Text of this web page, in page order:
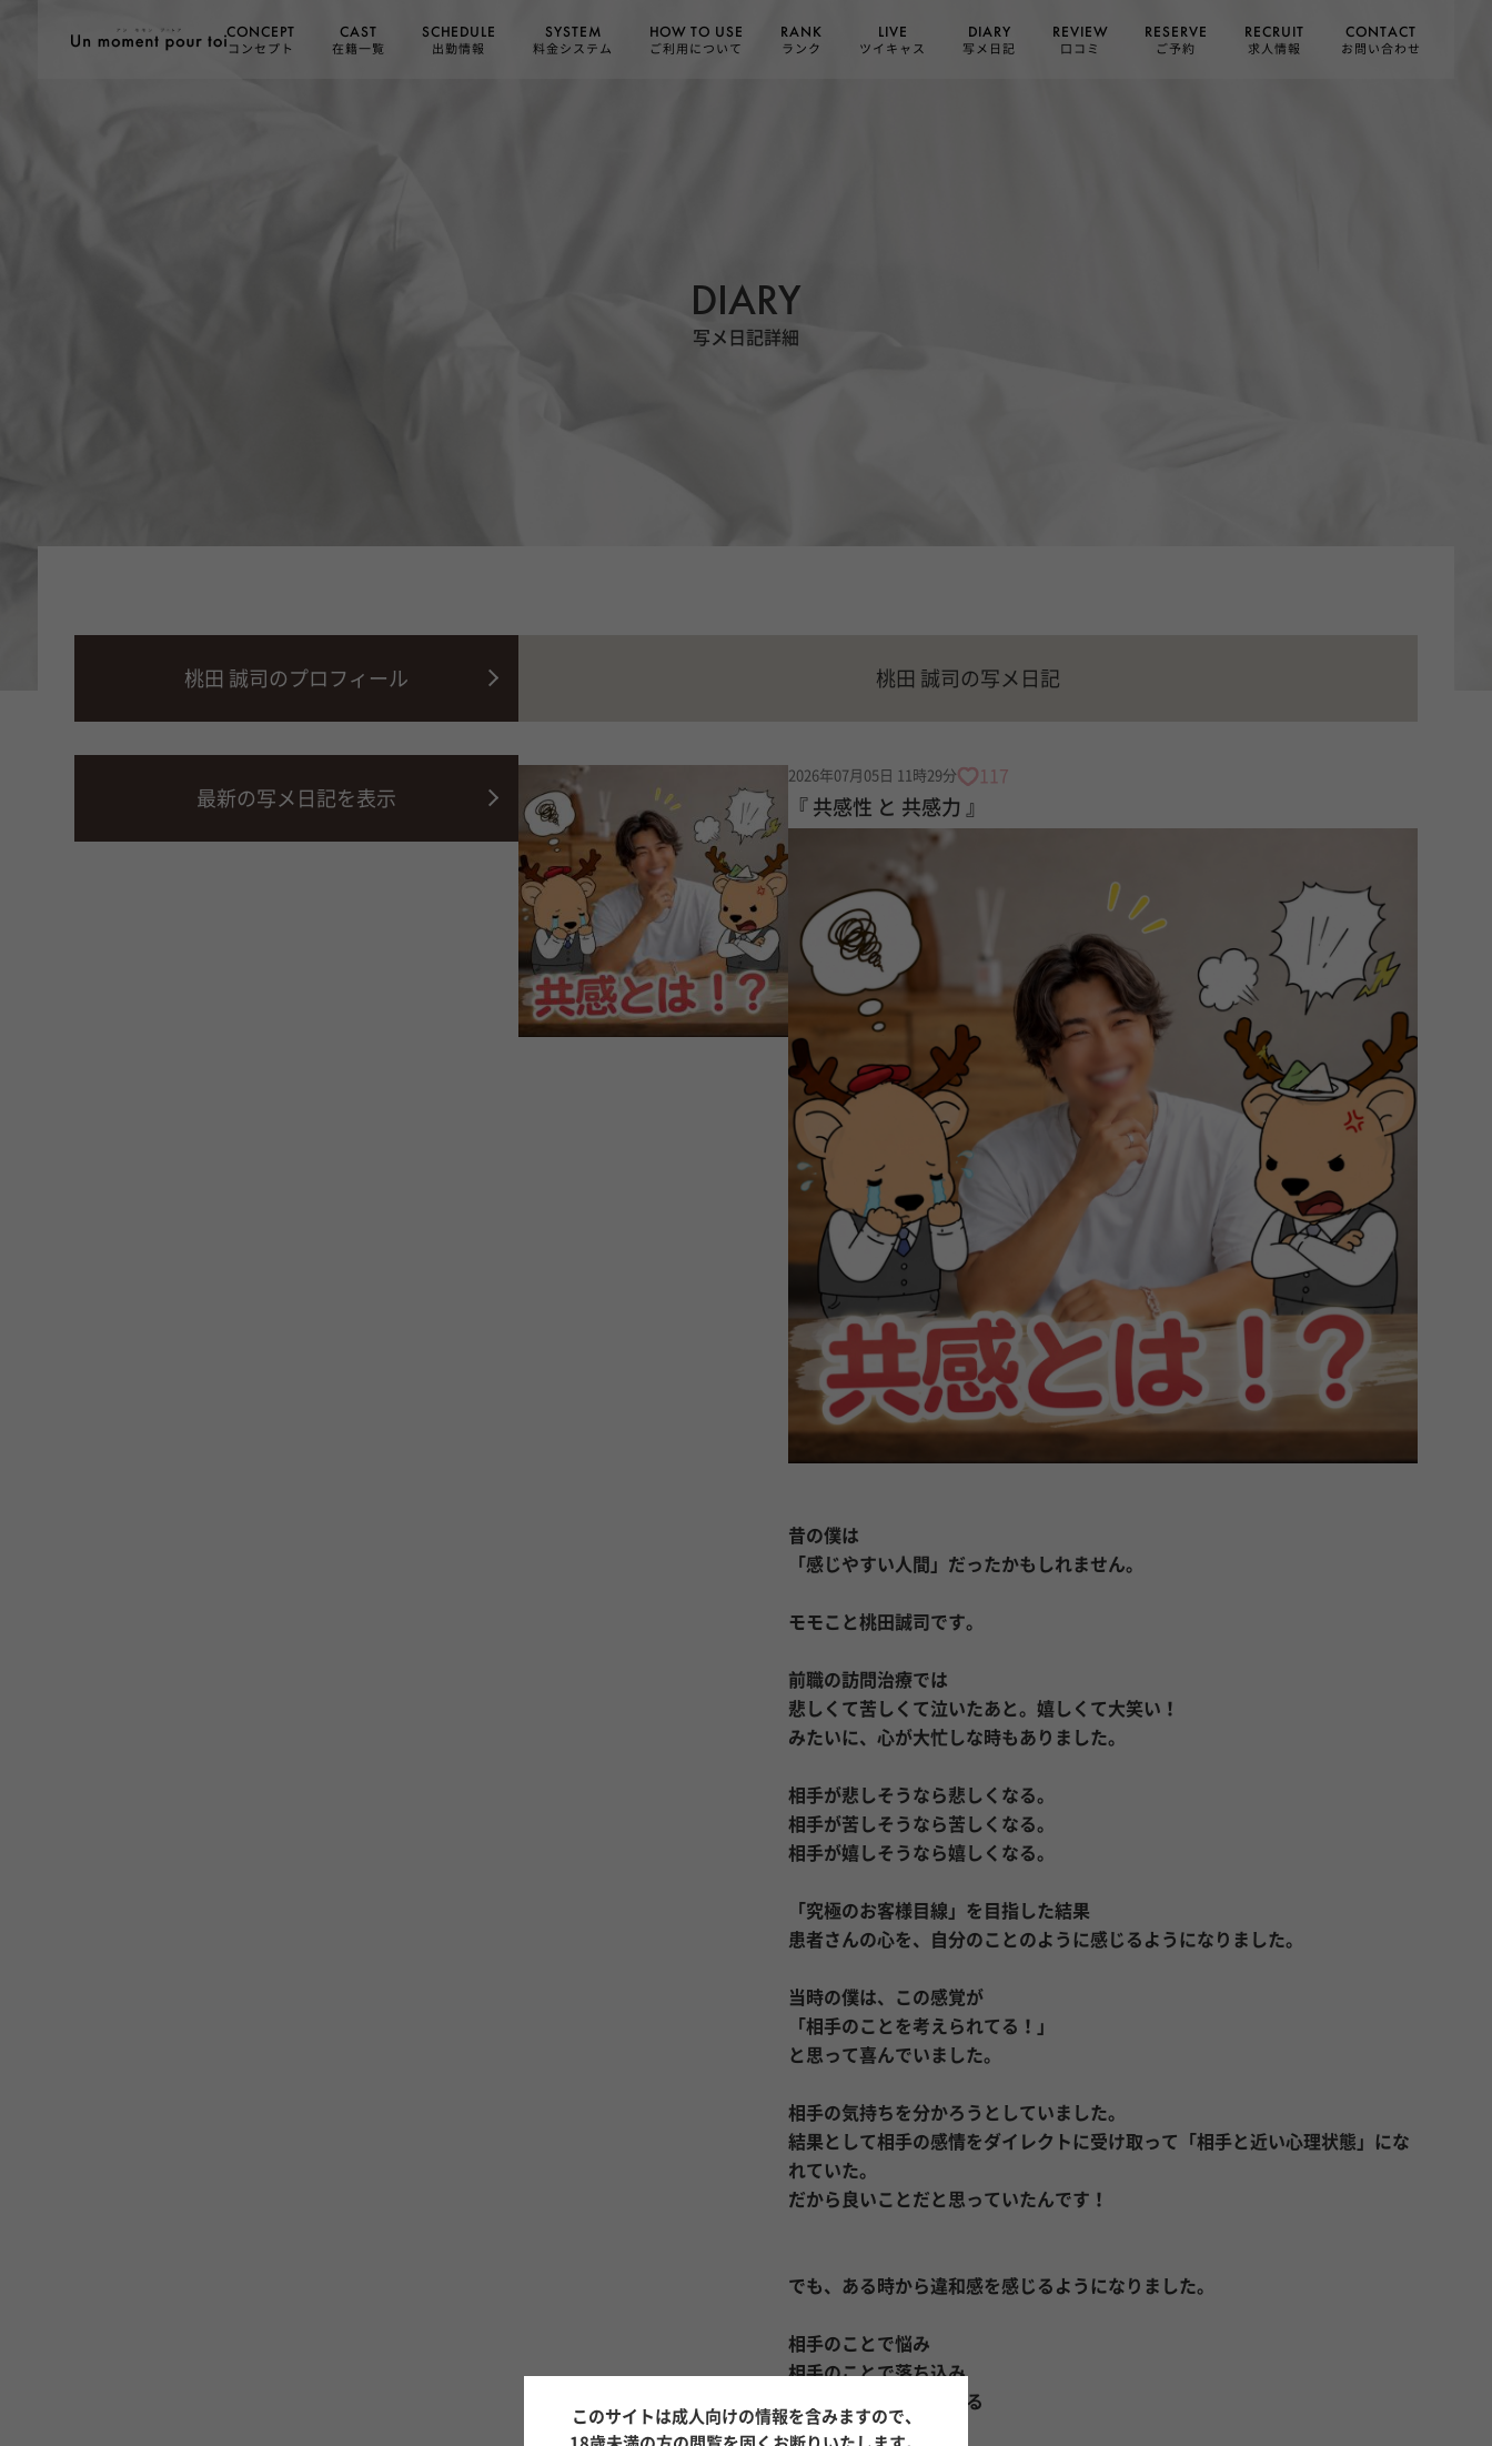
DIARY
写メ日記詳細
CONCEPT
コンセプト
CAST
在籍一覧
SCHEDULE
出勤情報
SYSTEM
料金システム
HOW TO USE
ご利用について
RANK
ランク
LIVE
ツイキャス
DIARY
写メ日記
REVIEW
口コミ
RESERVE
ご予約
RECRUIT
求人情報
CONTACT
お問い合わせ
桃田 誠司のプロフィール
最新の写メ日記を表示
桃田 誠司の写メ日記
2026年07月05日 11時29分 117
『 共感性 と 共感力 』
昔の僕は
「感じやすい人間」だったかもしれません。
モモこと桃田誠司です。
前職の訪問治療では
悲しくて苦しくて泣いたあと。嬉しくて大笑い！
みたいに、心が大忙しな時もありました。
相手が悲しそうなら悲しくなる。
相手が苦しそうなら苦しくなる。
相手が嬉しそうなら嬉しくなる。
「究極のお客様目線」を目指した結果
患者さんの心を、自分のことのように感じるようになりました。
当時の僕は、この感覚が
「相手のことを考えられてる！」
と思って喜んでいました。
相手の気持ちを分かろうとしていました。
結果として相手の感情をダイレクトに受け取って「相手と近い心理状態」にな
れていた。
だから良いことだと思っていたんです！
でも、ある時から違和感を感じるようになりました。
相手のことで悩み
相手のことで落ち込み
相手のことで苦しくなる
このサイトは成人向けの情報を含みますので、